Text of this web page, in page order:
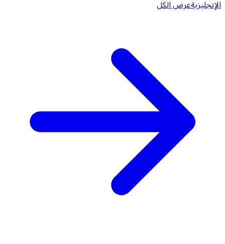
الإنجليزيةعرض الكل